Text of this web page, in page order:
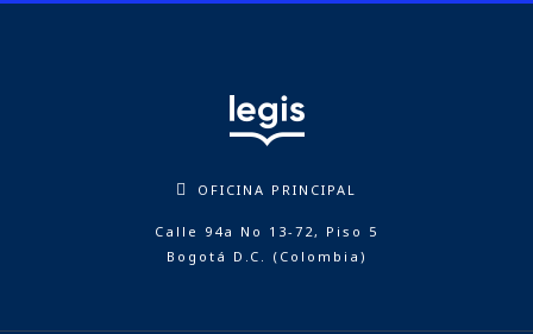
OFICINA PRINCIPAL
Calle 94a No 13-72, Piso 5
Bogotá D.C. (Colombia)